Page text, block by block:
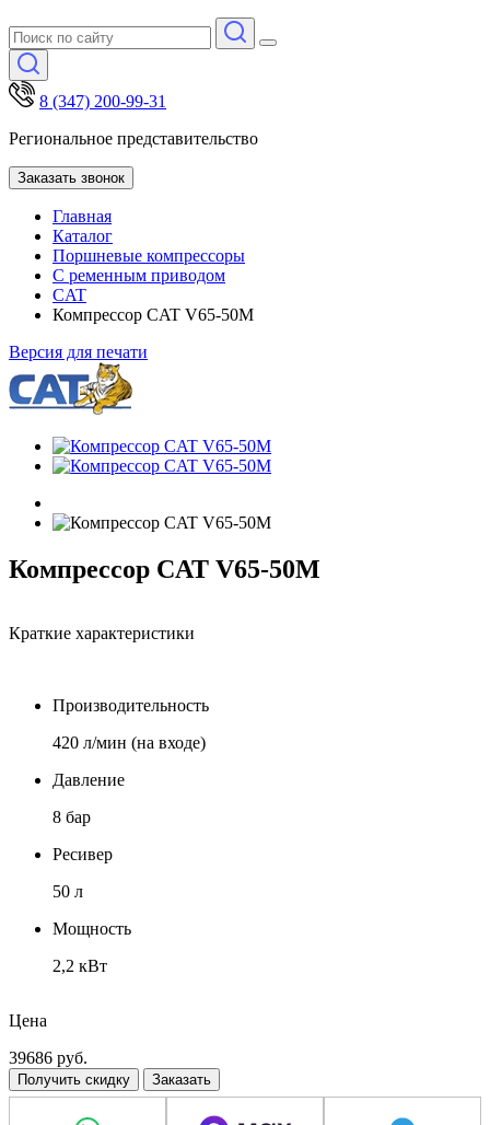
8 (347) 200-99-31
Региональное представительство
Заказать звонок
Главная
Каталог
Поршневые компрессоры
С ременным приводом
CAT
Компрессор CAT V65-50M
Версия для печати
Компрессор CAT V65-50M
Краткие характеристики
Производительность
420 л/мин (на входе)
Давление
8 бар
Ресивер
50 л
Мощность
2,2 кВт
Цена
39686 руб.
Получить скидку Заказать